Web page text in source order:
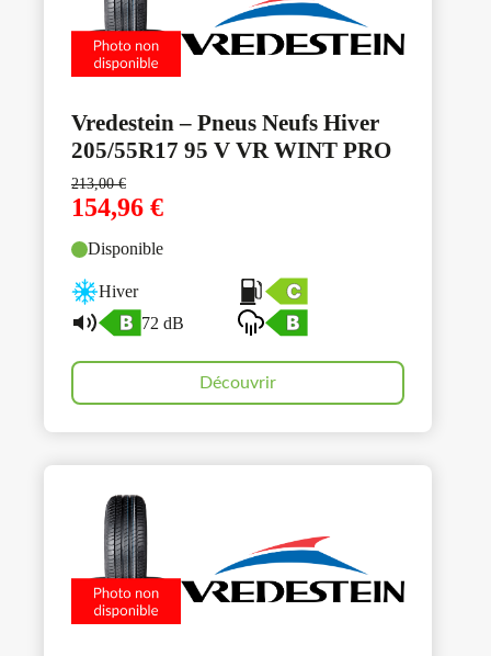
Vredestein – Pneus Neufs Hiver
205/55R17 95 V VR WINT PRO
213,00€
154,96 €
Disponible
Hiver
72 dB
Découvrir